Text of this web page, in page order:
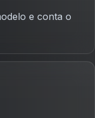
e conta o